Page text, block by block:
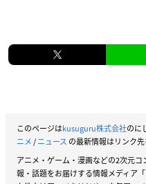
このページはkusuguru株式会社のに
ニメ/ニュース の最新情報はリンク先
アニメ・ゲーム・漫画などの2次元
報・話題をお届けする情報メディア「